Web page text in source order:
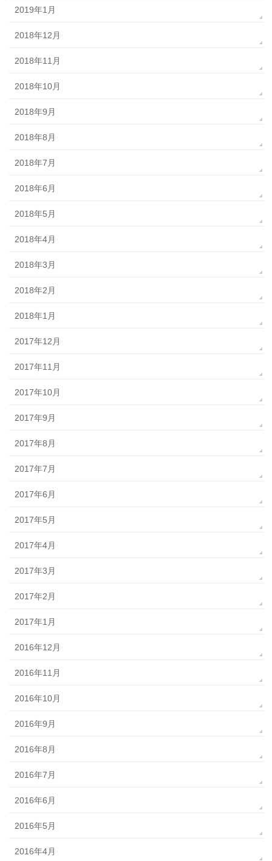
2019年1月
2018年12月
2018年11月
2018年10月
2018年9月
2018年8月
2018年7月
2018年6月
2018年5月
2018年4月
2018年3月
2018年2月
2018年1月
2017年12月
2017年11月
2017年10月
2017年9月
2017年8月
2017年7月
2017年6月
2017年5月
2017年4月
2017年3月
2017年2月
2017年1月
2016年12月
2016年11月
2016年10月
2016年9月
2016年8月
2016年7月
2016年6月
2016年5月
2016年4月